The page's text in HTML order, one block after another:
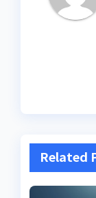
Related